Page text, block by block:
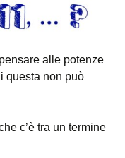
alle potenze
questa non può
c’è tra un termine